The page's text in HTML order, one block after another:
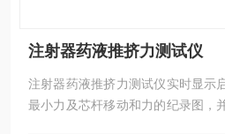
注射器药液推挤力测试仪
注射器药液推挤力测试仪实时显示
最小力及芯杆移动和力的纪录图，